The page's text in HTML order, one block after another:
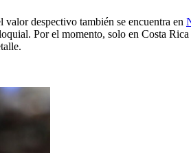
despectivo también se encuentra en
Por el momento, solo en Costa